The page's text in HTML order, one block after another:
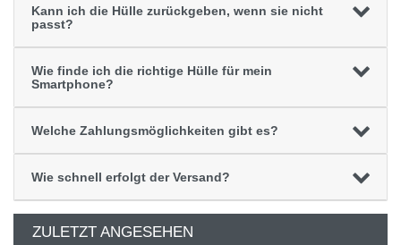
Kann ich die Hülle zurückgeben, wenn sie nicht
passt?
Wie finde ich die richtige Hülle für mein
Smartphone?
Welche Zahlungsmöglichkeiten gibt es?
Wie schnell erfolgt der Versand?
ZULETZT ANGESEHEN